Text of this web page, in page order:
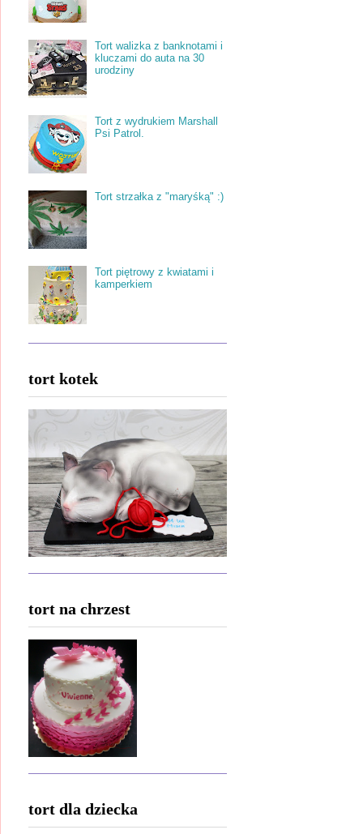
Tort walizka z banknotami i
kluczami do auta na 30
urodziny
Tort z wydrukiem Marshall
Psi Patrol.
Tort strzałka z "maryśką" :)
Tort piętrowy z kwiatami i
kamperkiem
tort kotek
tort na chrzest
tort dla dziecka